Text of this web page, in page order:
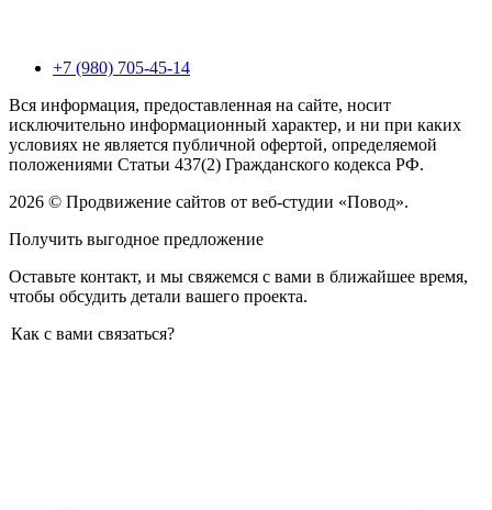
+7 (980) 705-45-14
Вся информация, предоставленная на сайте, носит
исключительно информационный характер, и ни при каких
условиях не является публичной офертой, определяемой
положениями Статьи 437(2) Гражданского кодекса РФ.
2026 © Продвижение сайтов от веб-студии «Повод».
Получить выгодное предложение
Оставьте контакт, и мы свяжемся с вами в ближайшее время,
чтобы обсудить детали вашего проекта.
Как с вами связаться?